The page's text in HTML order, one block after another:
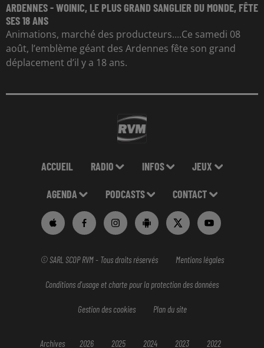
ARDENNES - WOINIC, LE PLUS GRAND SANGLIER DU MONDE, FÊTE
SES 18 ANS
Animations, marché des producteurs....Ce samedi 08
août, l’emblème géant des Ardennes fête son grand
déplacement d’il y a 18 ans.
ACCUEIL RADIO INFOS JEUX
AGENDA PODCASTS CONTACT
© SARL SCOP RVM - Tous droits réservés Mentions légales
Conditions d'usage et charte pour la protection des données
Gestion des cookies Plan du site
Archives 2026 2025 2024 2023 2022